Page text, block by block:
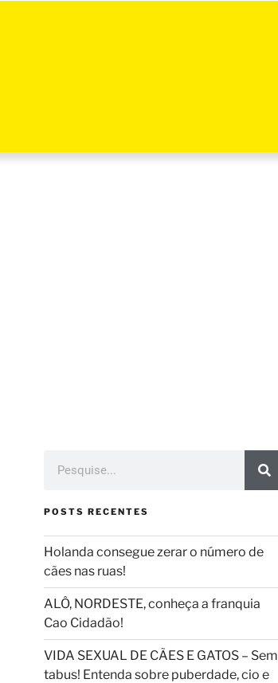
POSTS RECENTES
Holanda consegue zerar o número de
cães nas ruas!
ALÔ, NORDESTE, conheça a franquia
Cao Cidadão!
VIDA SEXUAL DE CÃES E GATOS – Sem
tabus! Entenda sobre puberdade, cio e